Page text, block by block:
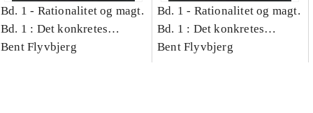
Bd. 1 - Rationalitet og magt.
Bd. 1 : Det konkretes
videnskab
Bent Flyvbjerg
Bd. 1 - Rationalitet og magt.
Bd. 1 : Det konkretes
videnskab
Bent Flyvbjerg